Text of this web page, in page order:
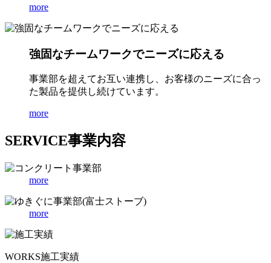
more
強固なチームワークでニーズに応える
事業部を超えてお互い連携し、お客様のニーズに合っ
た製品を提供し続けています。
more
SERVICE事業内容
more
more
WORKS施工実績